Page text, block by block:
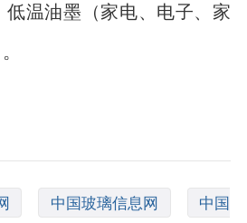
低温油墨（家电、电子、家
中国玻璃信息网 中国